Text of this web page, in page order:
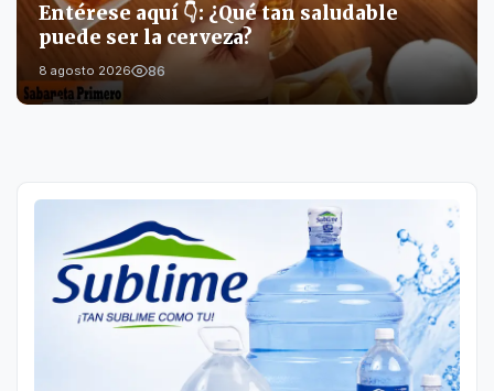
Entérese aquí 👇: ¿Qué tan saludable
puede ser la cerveza?
8 agosto 2026 86